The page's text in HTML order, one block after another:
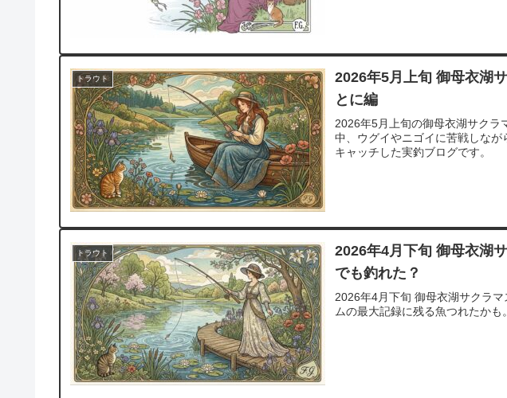
トラウト
2026年5月上旬 御母衣湖
とに編
2026年5月上旬の御母衣湖サクラ
中、ウグイやニゴイに苦戦しな
キャッチした実釣ブログです。
トラウト
2026年4月下旬 御母衣湖
でも釣れた？
2026年4月下旬 御母衣湖サクラ
ムの最大記録に残る魚つれたかも。